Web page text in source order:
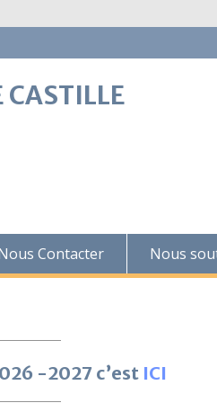
CASTILLE
Contacter Nous
-2027 c’est ICI